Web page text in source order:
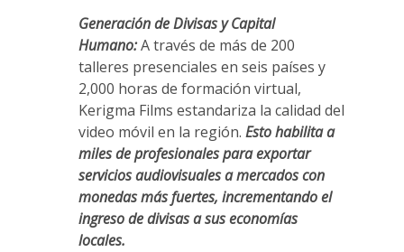
Generación de Divisas y Capital
Humano:A través de más de 200
talleres presenciales en seis países y
2,000 horas de formación virtual,
Kerigma Films estandariza la calidad del
video móvil en la región.Esto habilita a
miles de profesionales para exportar
servicios audiovisuales a mercados con
monedas más fuertes, incrementando el
ingreso de divisas a sus economías
locales.